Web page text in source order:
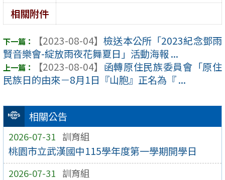
相關公告
2026-07-31 訓育組
桃園市立武漢國中115學年度第一學期開學日
2026-07-31 訓育組
相關附件
【2023-08-04】 檢送本公所「2023紀念鄧雨
賢音樂會-綻放雨夜花舞夏日」活動海報 ...
【2023-08-04】 函轉原住民族委員會「原住
民族日的由來－8月1日『山胞』正名為『 ...